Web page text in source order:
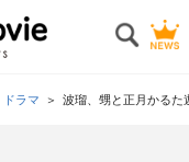
ドラマ 波瑠、甥と正月かるた